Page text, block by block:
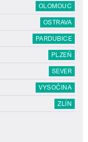
OLOMOUC
OSTRAVA
PARDUBICE
PLZEŇ
SEVER
VYSOČINA
ZLÍN